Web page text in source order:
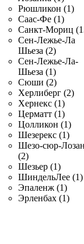
Рюшликон (1)
Саас-Фе (1)
Санкт-Мориц
Сен-Лежье-Ла
Шьеза (2)
Сен-Лежье-Ла-
Шьеза (1)
Сюши (2)
Херлиберг (2)
Хернекс (1)
Церматт (1)
Цолликон (1)
Шезерекс (1)
Шезо-сюр-
(2)
Шезьер (1)
ШиндельЛее (1)
Эпаленж (1)
Эрленбах (1)